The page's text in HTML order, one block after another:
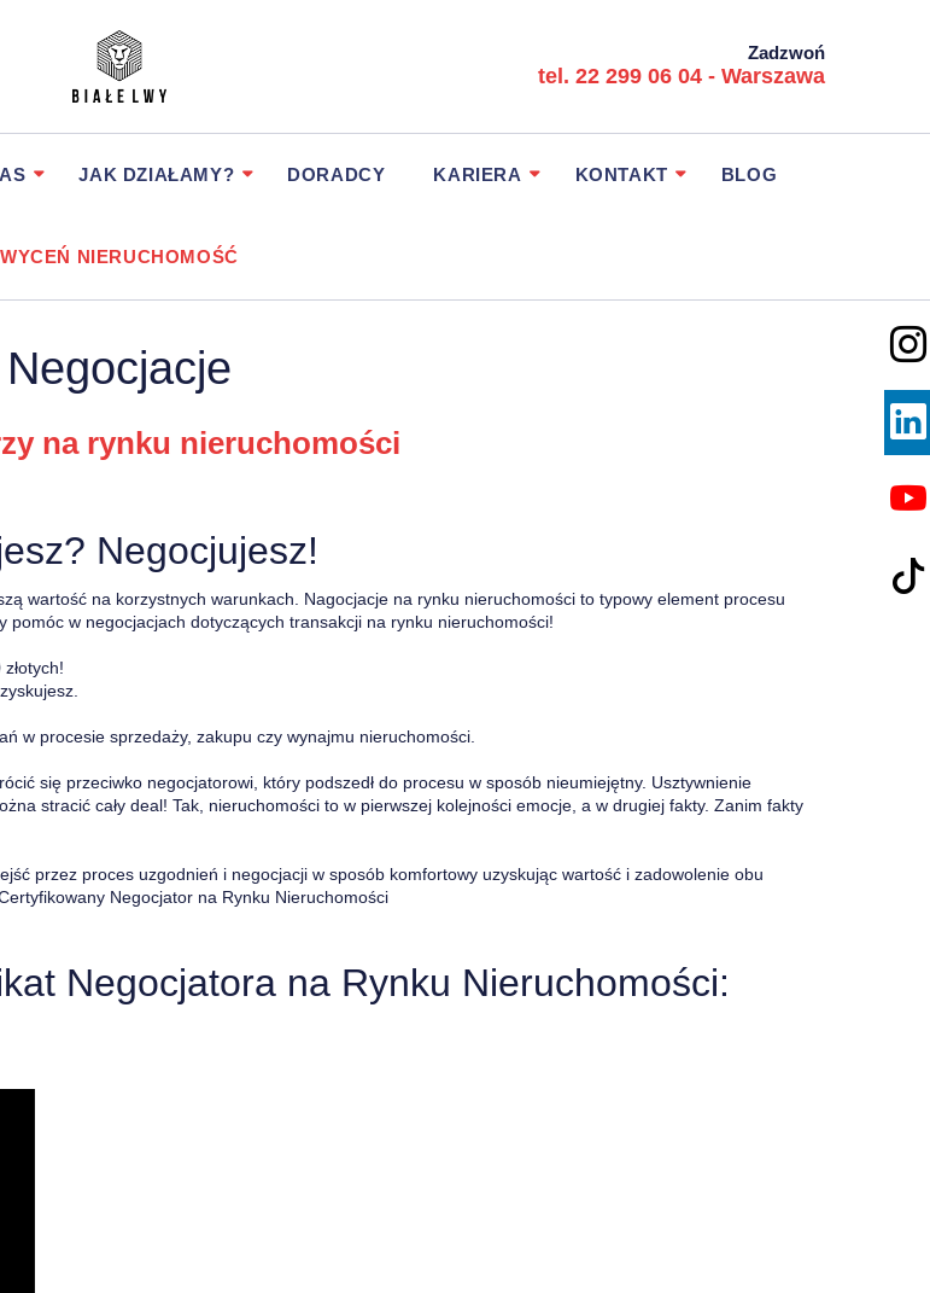
Zadzwoń
tel. 22 299 06 04 - Warszawa
JAK DZIAŁAMY? DORADCY KARIERA KONTAKT BLOG
WYCEŃ NIERUCHOMOŚĆ
Negocjacje
na rynku nieruchomości
Negocjujesz!
wartość na korzystnych warunkach. Nagocjacje na rynku nieruchomości to typowy element procesu
w negocjacjach dotyczących transakcji na rynku nieruchomości!
w procesie sprzedaży, zakupu czy wynajmu nieruchomości.
się przeciwko negocjatorowi, który podszedł do procesu w sposób nieumiejętny. Usztywnienie
stracić cały deal! Tak, nieruchomości to w pierwszej kolejności emocje, a w drugiej fakty. Zanim fakty
przez proces uzgodnień i negocjacji w sposób komfortowy uzyskując wartość i zadowolenie obu
Negocjator na Rynku Nieruchomości
Negocjatora na Rynku Nieruchomości: